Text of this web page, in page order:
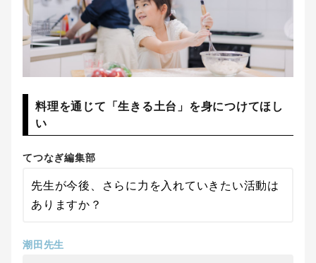
料理を通じて「生きる土台」を身につけてほし
い
てつなぎ編集部
先生が今後、さらに力を入れていきたい活動は
ありますか？
潮田先生